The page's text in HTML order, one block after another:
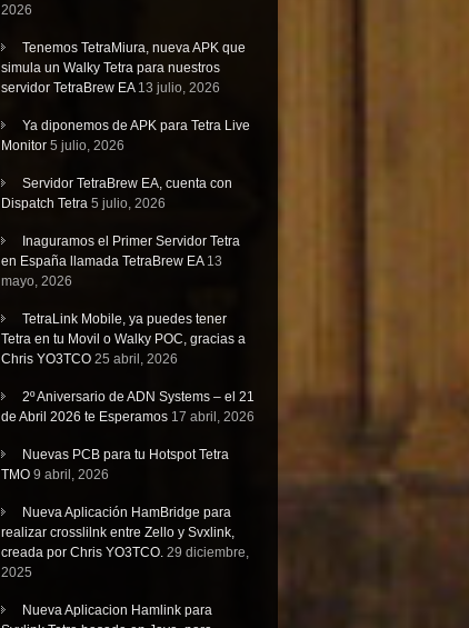
2026
Tenemos TetraMiura, nueva APK que
simula un Walky Tetra para nuestros
servidor TetraBrew EA 13 julio, 2026
Ya diponemos de APK para Tetra Live
Monitor 5 julio, 2026
Servidor TetraBrew EA, cuenta con
Dispatch Tetra 5 julio, 2026
Inaguramos el Primer Servidor Tetra
en España llamada TetraBrew EA 13
mayo, 2026
TetraLink Mobile, ya puedes tener
Tetra en tu Movil o Walky POC, gracias a
Chris YO3TCO 25 abril, 2026
2º Aniversario de ADN Systems – el 21
de Abril 2026 te Esperamos 17 abril, 2026
Nuevas PCB para tu Hotspot Tetra
TMO 9 abril, 2026
Nueva Aplicación HamBridge para
realizar crosslilnk entre Zello y Svxlink,
creada por Chris YO3TCO. 29 diciembre,
2025
Nueva Aplicacion Hamlink para